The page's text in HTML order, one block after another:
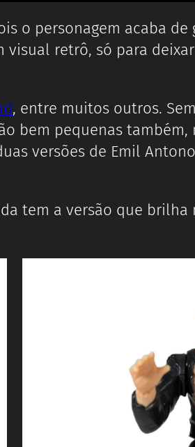
o personagem acaba
retrô, só para
, entre muitos outros.
bem pequenas também,
versões de Emil
tem a versão que